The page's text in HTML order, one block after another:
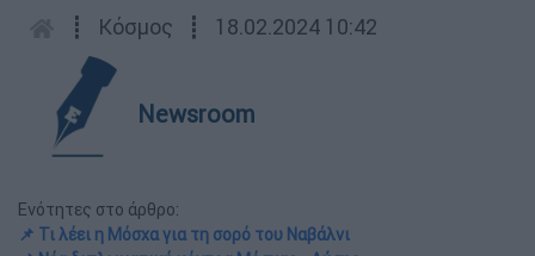
┋ Κόσμος ┋ 18.02.2024 10:42
Newsroom
Ενότητες στο άρθρο:
📌 Τι λέει η Μόσχα για τη σορό του Ναβάλνι